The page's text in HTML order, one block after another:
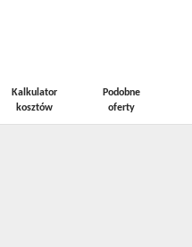
dla
Kalkulator
kosztów
Podobne
oferty